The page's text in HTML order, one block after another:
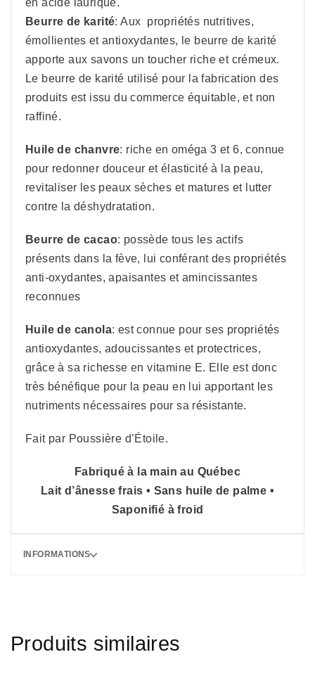
en acide laurique.
Beurre de karité: Aux propriétés nutritives,
émollientes et antioxydantes, le beurre de karité
apporte aux savons un toucher riche et crémeux.
Le beurre de karité utilisé pour la fabrication des
produits est issu du commerce équitable, et non
raffiné.
Huile de chanvre: riche en oméga 3 et 6, connue
pour redonner douceur et élasticité à la peau,
revitaliser les peaux sèches et matures et lutter
contre la déshydratation.
Beurre de cacao: possède tous les actifs
présents dans la fève, lui conférant des propriétés
anti-oxydantes, apaisantes et amincissantes
reconnues
Huile de canola: est connue pour ses propriétés
antioxydantes, adoucissantes et protectrices,
grâce à sa richesse en vitamine E. Elle est donc
très bénéfique pour la peau en lui apportant les
nutriments nécessaires pour sa résistante.
Fait par Poussière d’Étoile.
Fabriqué à la main au Québec
Lait d’ânesse frais • Sans huile de palme •
Saponifié à froid
INFORMATIONS
Produits similaires